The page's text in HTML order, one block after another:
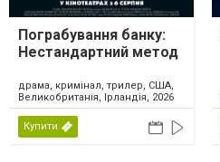
Пограбування банку:
Нестандартний метод
драма, кримінал, трилер, США,
Великобританія, Ірландія, 2026
Купити